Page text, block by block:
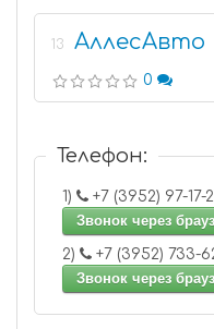
13 АллесАвто
0
Телефон:
1)
+7 (3952) 97-
Звонок через
2)
+7 (3952)
Звонок через